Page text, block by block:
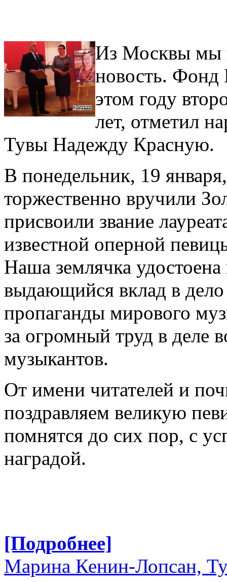
Из Москвы мы
новость.
этом году
лет, отметил
Тувы Надежду Красную.
В понедельник, 19
торжественно вручили
присвоили звание
известной оперной
Наша землячка
выдающийся вклад в дело
пропаганды мирового
за огромный труд в деле
музыкантов.
От имени читателей и
поздравляем великую
помнятся до сих пор, с
наградой.
[Подробнее]
Марина Кенин-Лопсан,